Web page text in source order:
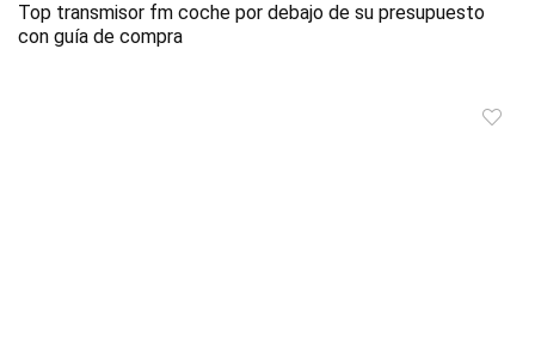
Top transmisor fm coche por debajo de su presupuesto
con guía de compra